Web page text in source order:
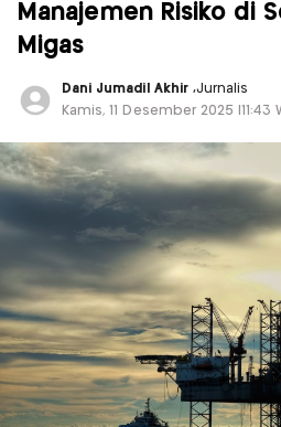
Manajemen Risiko di
Migas
Dani Jumadil Akhir ,Jurnalis
Kamis, 11 Desember 2025 |11:43